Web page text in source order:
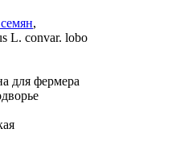
,
L. convar. lobo
для фермера